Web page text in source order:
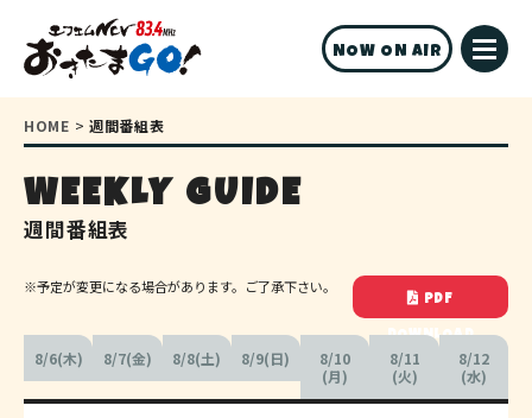
NOW ON AIR
HOME > 週間番組表
WEEKLY GUIDE
週間番組表
※予定が変更になる場合があります。ご了承下さい。
PDF
DOWNLOAD
8/6(木) 8/7(金) 8/8(土) 8/9(日)
8/10
(月)
8/11
(火)
8/12
(水)